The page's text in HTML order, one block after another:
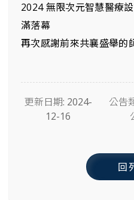
2024 無限次元智慧醫療
滿落幕
再次感謝前來共襄盛舉的
更新日期: 2024-
12-16
公告
回